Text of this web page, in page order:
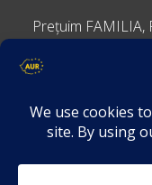
Prețuim FAMILIA,